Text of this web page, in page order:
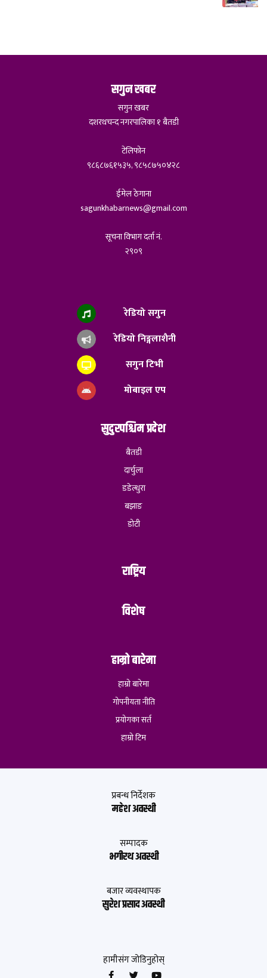
सगुन खबर
सगुन खबर
दशरथचन्द नगरपालिका १ बैतडी
टेलिफोन
९८६८७६१५३५, ९८५८७५०४२८
ईमेल ठेगाना
sagunkhabarnews@gmail.com
सूचना विभाग दर्ता नं.
२९०९
रेडियो सगुन
रेडियो निङ्गलाशैनी
सगुन टिभी
मोबाइल एप
सुदुरपश्चिम प्रदेश
बैतडी
दार्चुला
डडेल्धुरा
बझाङ
डोटी
राष्ट्रिय
विशेष
हाम्रो बारेमा
हाम्रो बारेमा
गोपनीयता नीति
प्रयोगका सर्त
हाम्रो टिम
प्रबन्ध निर्देशक
महेश अवस्थी
सम्पादक
भगीरथ अवस्थी
बजार व्यवस्थापक
सुरेश प्रसाद अवस्थी
हामीसंग जोडिनुहोस्